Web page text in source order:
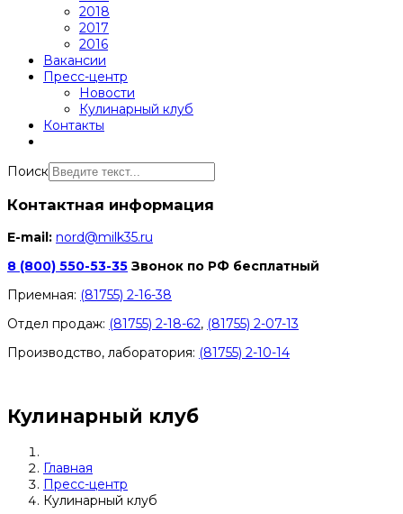
2018
2017
2016
Вакансии
Пресс-центр
Новости
Кулинарный клуб
Контакты
Поиск
Контактная информация
E-mail: nord@milk35.ru
8 (800) 550-53-35 Звонок по РФ бесплатный
Приемная: (81755) 2-16-38
Отдел продаж: (81755) 2-18-62, (81755) 2-07-13
Производство, лаборатория: (81755) 2-10-14
Кулинарный клуб
Главная
Пресс-центр
Кулинарный клуб